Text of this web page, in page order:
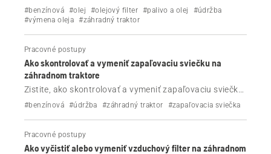
Husqvarna podľa nasledujúcich krokov.
#benzínová #olej #olejový filter #palivo a olej
#údržba
#výmena oleja #záhradný traktor
Pracovné postupy
Ako skontrolovať a vymeniť zapaľovaciu sviečku na
záhradnom traktore
Zistite, ako skontrolovať a vymeniť zapaľovaciu sviečku
na záhradnom traktore Husqvarna v niekoľkých
#benzínová #údržba #záhradný traktor #zapaľovacia sviečka
Pracovné postupy
Ako vyčistiť alebo vymeniť vzduchový filter na záhradnom